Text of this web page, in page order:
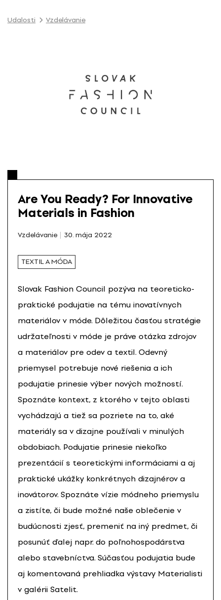
Udalosti Vzdelávanie
Are You Ready? For Innovative
Materials in Fashion
Vzdelávanie 30. mája 2022
TEXTIL A MÓDA
Slovak Fashion Council pozýva na teoreticko-
praktické podujatie na tému inovatívnych
materiálov v móde. Dôležitou časťou stratégie
udržateľnosti v móde je práve otázka zdrojov
a materiálov pre odev a textil. Odevný
priemysel potrebuje nové riešenia a ich
podujatie prinesie výber nových možností.
Spoznáte kontext, z ktorého v tejto oblasti
vychádzajú a tiež sa pozriete na to, aké
materiály sa v dizajne používali v minulých
obdobiach. Podujatie prinesie niekoľko
prezentácií s teoretickými informáciami a aj
praktické ukážky konkrétnych dizajnérov a
inovátorov. Spoznáte vízie módneho priemyslu
a zistíte, či bude možné naše oblečenie v
budúcnosti zjesť, premeniť na iný predmet, či
posunúť ďalej napr. do poľnohospodárstva
alebo stavebníctva. Súčasťou podujatia bude
aj komentovaná prehliadka výstavy Materialisti
v galérii Satelit.